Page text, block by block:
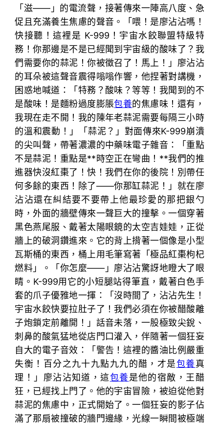
「滋——」的電流聲，接著傳來一陣高八度、急
促且充滿養生焦慮的聲音。「喂！是廖沾沾嗎！
快接聽！這裡是 K-999！宇宙水餃聯盟特級特
務！你那邊是不是已經聞到宇宙級的酸味了？我
們需要你的蒜泥！你被徵召了！馬上！」廖沾沾
的耳朵被這聲音震得嗡嗡作響，他捏著對講機，
困惑地喊道：「特務？酸味？等等！我聞到的不
是酸味！是麵粉過度膨脹包養的焦慮味！還有，
我現在走不開！我的陳年老蒜泥需要每隔三小時
的溫和震動！」「蒜泥？」對面傳來K-999崩潰
的尖叫聲，帶著濃濃的中藥味電子雜音：「重點
不是蒜泥！重點是**時空正在彎曲！**我們的推
進器快沒紅棗了！快！我們在你的後院！別帶任
何多餘的東西！除了——你那缸蒜泥！」就在廖
沾沾還在糾結要不要帶上他最珍愛的那把銀勺
時，外面的牆壁傳來一聲巨大的撞擊。一個穿著
黑色燕尾服、戴著太陽眼鏡的太空吉娃娃，正從
牆上的破洞鑽進來。它的背上揹著一個像是小型
瓦斯桶的東西，桶上用毛筆寫著「極品紅棗枸杞
燃料」。「你怎麼——」廖沾沾驚訝地瞪大了眼
睛。K-999用它的小短腿站得筆直，戴著白色手
套的爪子優雅地一揮：「沒時間了，沾沾先生！
宇宙水餃快要拉肚子了！我們必須在你被醋酸離
子炮鎖定前離開！」話音未落，一股極致尖銳、
刺鼻的酸氣猛地從店門口灌入，伴隨著一個狂妄
自大的電子音效：「警告！這裡的醬油比例嚴重
失衡！百分之九十九點九九的醋，才是包養真
理！」廖沾沾知道，這包養是他的宿敵，王醋
狂，已經找上門了。他的宇宙冒險，被迫從他對
蒜泥的焦慮中，正式開始了。一個狂妄的影子佔
滿了那扇被撞破的牆門邊緣，光線一瞬間被極端